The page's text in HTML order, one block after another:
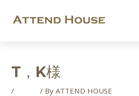
T，K様
/ / ByATTEND HOUSE